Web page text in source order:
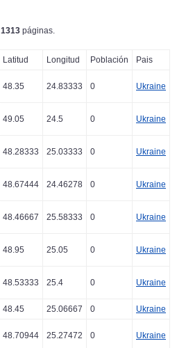
1313 páginas.
Latitud Longitud Población Pais
48.35 24.83333 0 Ukraine
49.05 24.5 0 Ukraine
48.28333 25.03333 0 Ukraine
48.67444 24.46278 0 Ukraine
48.46667 25.58333 0 Ukraine
48.95 25.05 0 Ukraine
48.53333 25.4 0 Ukraine
48.45 25.06667 0 Ukraine
48.70944 25.27472 0 Ukraine